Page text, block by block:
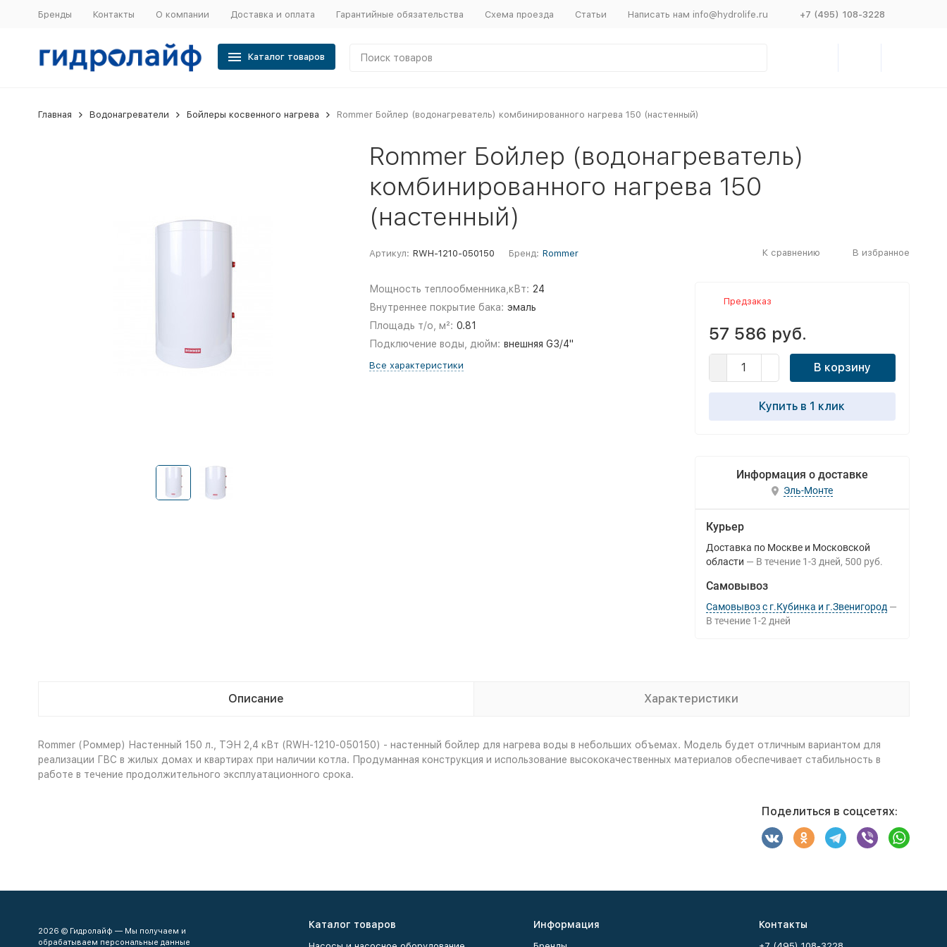
Бренды Контакты О компании Доставка и оплата Гарантийные обязательства Схема проезда Статьи Написать нам info@hydrolife.ru +7 (495) 108-3228
Каталог товаров
Главная Водонагреватели Бойлеры косвенного нагрева Rommer Бойлер (водонагреватель) комбинированного нагрева 150 (настенный)
Rommer Бойлер (водонагреватель)
комбинированного нагрева 150
(настенный)
Артикул: RWH-1210-050150 Бренд: Rommer К сравнению В избранное
Мощность теплообменника,кВт: 24
Внутреннее покрытие бака: эмаль
Площадь т/о, м²: 0.81
Подключение воды, дюйм: внешняя G3/4"
Все характеристики
Предзаказ
57 586 руб.
В корзину
Купить в 1 клик
Информация о доставке
Эль-Монте
Курьер
Доставка по Москве и Московской
области
В течение 1-3 дней 500 руб.
Самовывоз
Самовывоз с г.Кубинка и г.Звенигород
В течение 1-2 дней
Описание Характеристики
Rommer (Роммер) Настенный 150 л., ТЭН 2,4 кВт (RWH-1210-050150) - настенный бойлер для нагрева воды в небольших объемах. Модель будет отличным вариантом для
реализации ГВС в жилых домах и квартирах при наличии котла. Продуманная конструкция и использование высококачественных материалов обеспечивает стабильность в
работе в течение продолжительного эксплуатационного срока.
Поделиться в соцсетях:
2026 © Гидролайф — Мы получаем и
обрабатываем персональные данные
Каталог товаров Информация Контакты